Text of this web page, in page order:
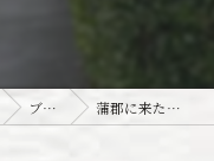
ブログ 蒲郡に来たら焼肉↓